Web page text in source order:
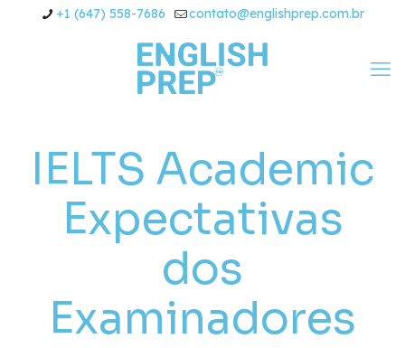
+1 (647) 558-7686 contato@englishprep.com.br
IELTS Academic
Expectativas
dos
Examinadores